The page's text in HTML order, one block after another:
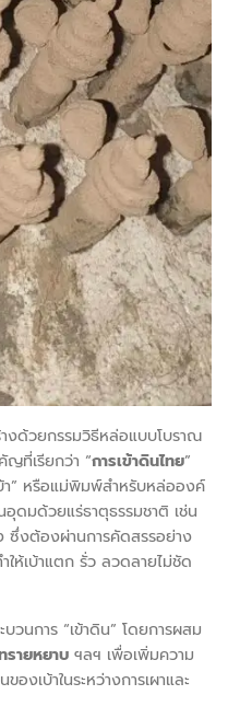
งด้วยกรรมวิธีหล่อแบบโบราณ
ญที่เรียกว่า “การเข้าดินไทย”
า” หรือแม่พิมพ์สำหรับหล่อองค์
อุดมด้วยแร่ธาตุธรรมชาติ เช่น
งต้องผ่านการคัดสรรอย่าง
ห้เบ้าแตก รั่ว ลวดลายไม่ชัด
วนการ “เข้าดิน” โดยการผสม
รายหยาบ ฯลฯ เพื่อเพิ่มความ
งเบ้าในระหว่างการเผาและ